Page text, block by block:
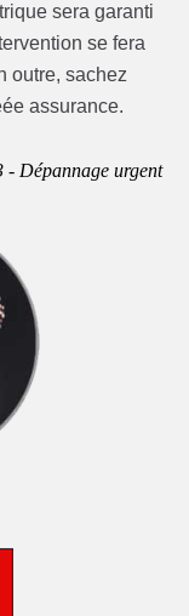
sera garanti
se fera
outre, sachez
assurance.
- Dépannage urgent